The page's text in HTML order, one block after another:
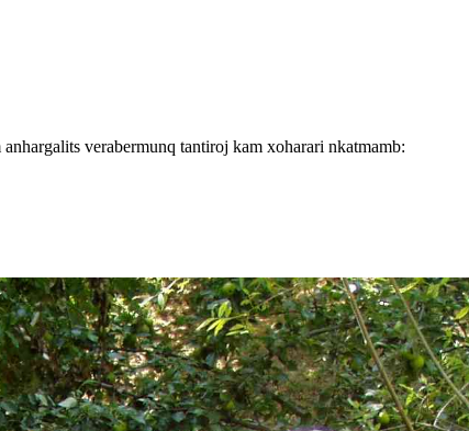
verabermunq tantiroj kam xoharari nkatmamb: